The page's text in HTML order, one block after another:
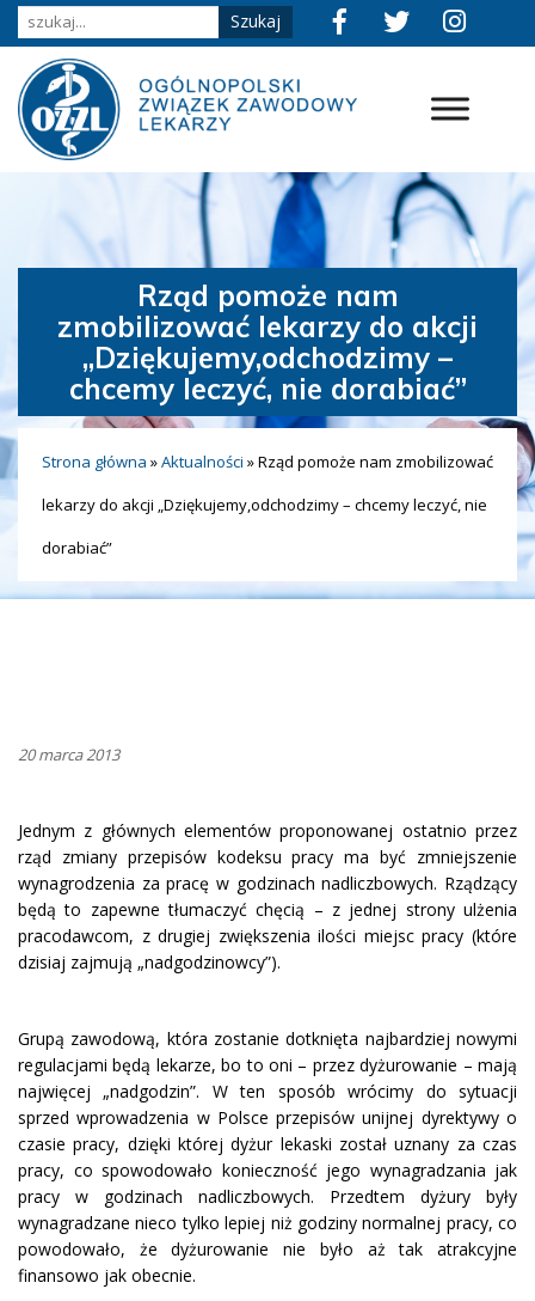
Rząd pomoże nam
zmobilizować lekarzy do akcji
„Dziękujemy,odchodzimy –
chcemy leczyć, nie dorabiać”
Strona główna »Aktualności »Rząd pomoże nam zmobilizować
lekarzy do akcji „Dziękujemy,odchodzimy – chcemy leczyć, nie
dorabiać”
20 marca 2013
Jednym z głównych elementów proponowanej ostatnio przez
rząd zmiany przepisów kodeksu pracy ma być zmniejszenie
wynagrodzenia za pracę w godzinach nadliczbowych. Rządzący
będą to zapewne tłumaczyć chęcią – z jednej strony ulżenia
pracodawcom, z drugiej zwiększenia ilości miejsc pracy (które
dzisiaj zajmują „nadgodzinowcy”).
Grupą zawodową, która zostanie dotknięta najbardziej nowymi
regulacjami będą lekarze, bo to oni – przez dyżurowanie – mają
najwięcej „nadgodzin”. W ten sposób wrócimy do sytuacji
sprzed wprowadzenia w Polsce przepisów unijnej dyrektywy o
czasie pracy, dzięki której dyżur lekaski został uznany za czas
pracy, co spowodowało konieczność jego wynagradzania jak
pracy w godzinach nadliczbowych. Przedtem dyżury były
wynagradzane nieco tylko lepiej niż godziny normalnej pracy, co
powodowało, że dyżurowanie nie było aż tak atrakcyjne
finansowo jak obecnie.